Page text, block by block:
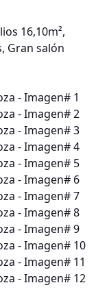
16,10m²,
Gran salón